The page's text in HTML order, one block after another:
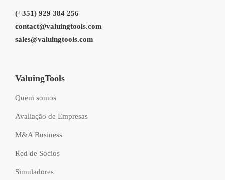
(+351) 929 384 256
contact@valuingtools.com
sales@valuingtools.com
ValuingTools
Quem somos
Avaliação de Empresas
M&A Business
Red de Socios
Simuladores